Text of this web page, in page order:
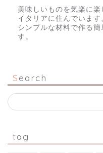
美味しいものを気楽に楽
イタリアに住んでいます
シンプルな材料で作る
す。
Search
tag